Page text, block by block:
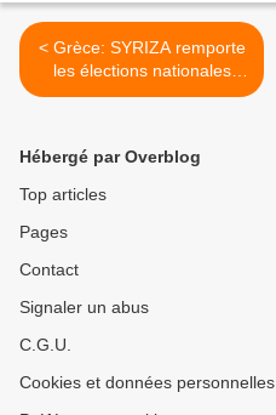
< Grèce: SYRIZA remporte
les élections nationales
(résultats finaux officiels)
Hébergé par Overblog
Top articles
Pages
Contact
Signaler un abus
C.G.U.
Cookies et données personnelles